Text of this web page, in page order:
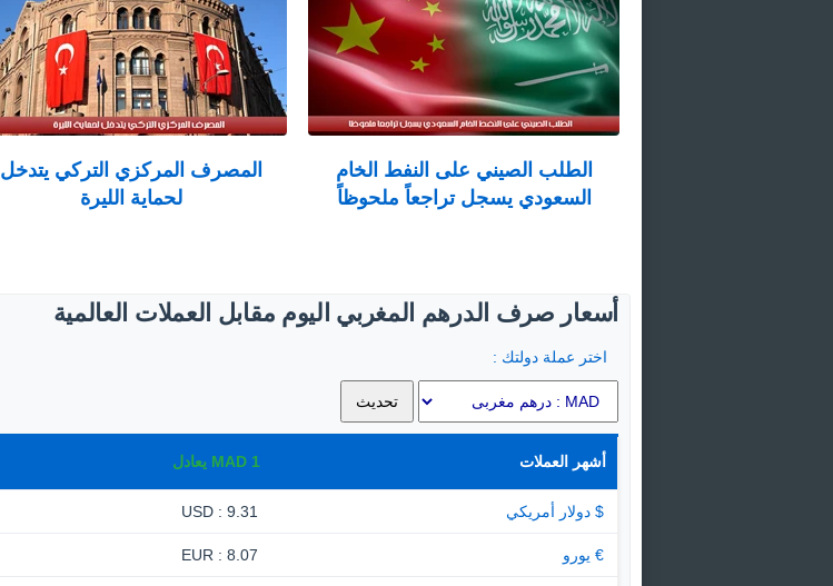
الطلب الصيني على النفط الخام
السعودي يسجل تراجعاً ملحوظاً
المصرف المركزي التركي يتدخل
لحماية الليرة
أسعار صرف الدرهم المغربي اليوم مقابل العملات العالمية
اختر عملة دولتك :
أشهر العملات 1
MAD يعادل
$ دولار أمريكي 9.31 : USD
€ يورو 8.07 : EUR